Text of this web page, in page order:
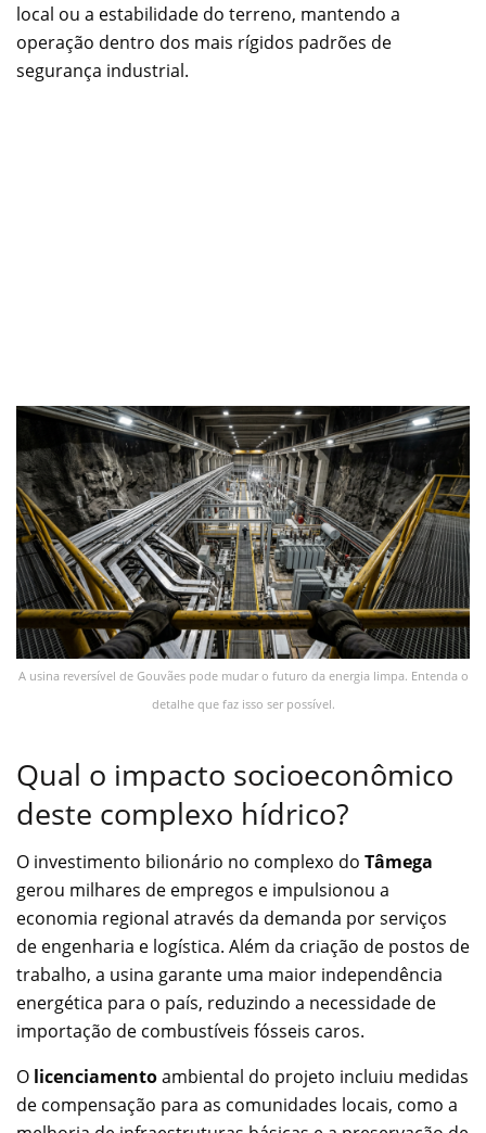
local ou a estabilidade do terreno, mantendo a
operação dentro dos mais rígidos padrões de
segurança industrial.
A usina reversível de Gouvães pode mudar o futuro da energia limpa. Entenda o
detalhe que faz isso ser possível.
Qual o impacto socioeconômico
deste complexo hídrico?
O investimento bilionário no complexo do Tâmega
gerou milhares de empregos e impulsionou a
economia regional através da demanda por serviços
de engenharia e logística. Além da criação de postos de
trabalho, a usina garante uma maior independência
energética para o país, reduzindo a necessidade de
importação de combustíveis fósseis caros.
O licenciamentoambiental do projeto incluiu medidas
de compensação para as comunidades locais, como a